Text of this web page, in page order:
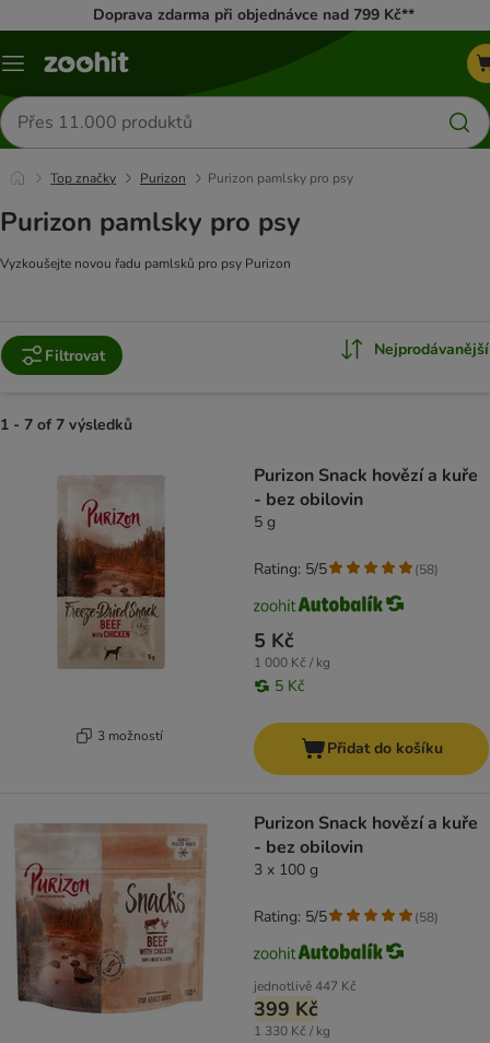
Doprava zdarma při objednávce nad 799 Kč**
Menu
Hledat
produkty
Top značky Purizon Purizon pamlsky pro psy
Purizon pamlsky pro psy
Vyzkoušejte novou řadu pamlsků pro psy Purizon
Filtrovat Nejprodávanější
1 - 7 of 7 výsledků
3 možností
Purizon Snack hovězí a kuře
- bez obilovin
5 g
5 Kč
1 000 Kč / kg
5 Kč
Rating: 5/5 (58)
Přidat do košíku
Purizon Snack hovězí a kuře
- bez obilovin
3 x 100 g
jednotlivě447 Kč
399 Kč
1 330 Kč / kg
Rating: 5/5 (58)